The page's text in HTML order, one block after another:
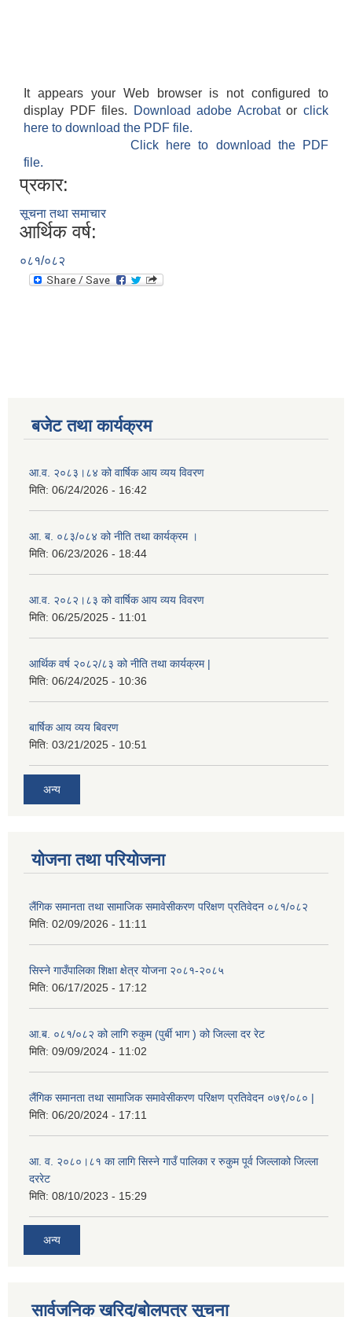
It appears your Web browser is not configured to
display PDF files.
Download adobe Acrobatorclick
here to download the PDF file.
Click here to download the PDF
file.
प्रकार:
सूचना तथा समाचार
आर्थिक वर्ष:
०८१/०८२
बजेट तथा कार्यक्रम
आ.व. २०८३।८४ को वार्षिक आय व्यय विवरण
मिति: 06/24/2026 - 16:42
आ. ब. ०८३/०८४ को नीति तथा कार्यक्रम ।
मिति: 06/23/2026 - 18:44
आ.व. २०८२।८३ को वार्षिक आय व्यय विवरण
मिति: 06/25/2025 - 11:01
आर्थिक वर्ष २०८२/८३ को नीति तथा कार्यक्रम |
मिति: 06/24/2025 - 10:36
बार्षिक आय व्यय बिवरण
मिति: 03/21/2025 - 10:51
अन्य
योजना तथा परियोजना
लैंगिक समानता तथा सामाजिक समावेसीकरण परिक्षण प्रतिवेदन ०८१/०८२
मिति: 02/09/2026 - 11:11
सिस्ने गाउँपालिका शिक्षा क्षेत्र योजना २०८१-२०८५
मिति: 06/17/2025 - 17:12
आ.ब. ०८१/०८२ को लागि रुकुम (पुर्बी भाग ) को जिल्ला दर रेट
मिति: 09/09/2024 - 11:02
लैंगिक समानता तथा सामाजिक समावेसीकरण परिक्षण प्रतिवेदन ०७९/०८० |
मिति: 06/20/2024 - 17:11
आ. व. २०८०।८१ का लागि सिस्ने गाउँ पालिका र रुकुम पूर्व जिल्लाको जिल्ला
दररेट
मिति: 08/10/2023 - 15:29
अन्य
सार्वजनिक खरिद/बोलपत्र सूचना